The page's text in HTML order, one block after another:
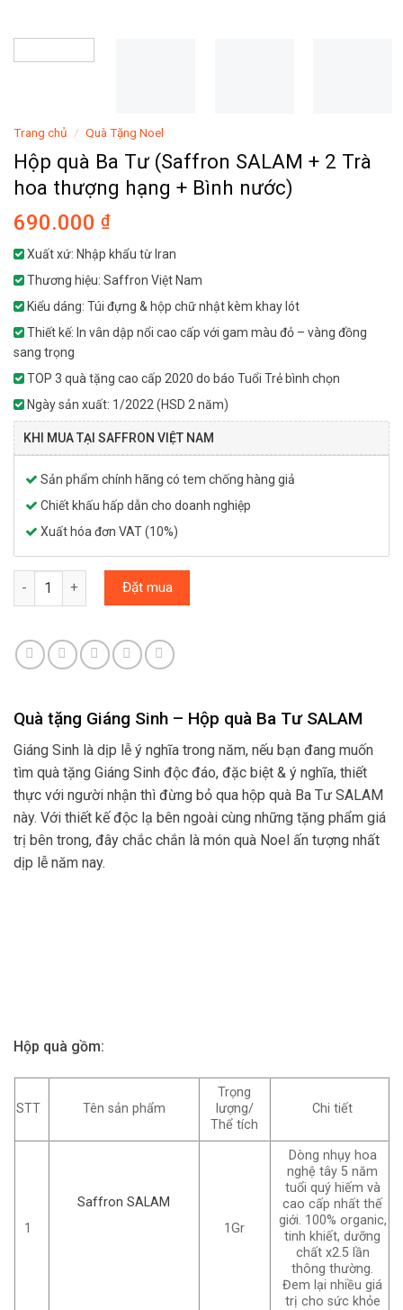
Trang chủ / Quà Tặng Noel
Hộp quà Ba Tư (Saffron SALAM + 2 Trà
hoa thượng hạng + Bình nước)
690.000 ₫
Xuất xứ: Nhập khẩu từ Iran
Thương hiệu: Saffron Việt Nam
Kiểu dáng: Túi đựng & hộp chữ nhật kèm khay lót
Thiết kế: In vân dập nổi cao cấp với gam màu đỏ – vàng đồng
sang trọng
TOP 3 quà tặng cao cấp 2020 do báo Tuổi Trẻ bình chọn
Ngày sản xuất: 1/2022 (HSD 2 năm)
KHI MUA TẠI SAFFRON VIỆT NAM
Sản phẩm chính hãng có tem chống hàng giả
Chiết khấu hấp dẫn cho doanh nghiệp
Xuất hóa đơn VAT (10%)
Hộp quà Ba Tư (Saffron SALAM + 2 Trà hoa thượng hạng + Bình
Đặt mua
Quà tặng Giáng Sinh – Hộp quà Ba Tư SALAM
Giáng Sinh là dịp lễ ý nghĩa trong năm, nếu bạn đang muốn
tìm quà tặng Giáng Sinh độc đáo, đặc biệt & ý nghĩa, thiết
thực với người nhận thì đừng bỏ qua hộp quà Ba Tư SALAM
này. Với thiết kế độc lạ bên ngoài cùng những tặng phẩm giá
trị bên trong, đây chắc chắn là món quà Noel ấn tượng nhất
dịp lễ năm nay.
Hộp quà gồm:
STT Tên sản phẩm
Trọng
lượng/
Thể tích
Chi tiết
1
Saffron SALAM
1Gr
Dòng nhụy hoa
nghệ tây 5 năm
tuổi quý hiếm và
cao cấp nhất thế
giới. 100% organic,
tinh khiết, dưỡng
chất x2.5 lần
thông thường.
Đem lại nhiều giá
trị cho sức khỏe